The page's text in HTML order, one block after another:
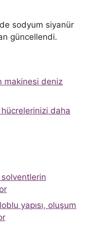
sodyum siyanür
güncellendi.
makinesi deniz
hücrelerinizi daha
yapısı, oluşum